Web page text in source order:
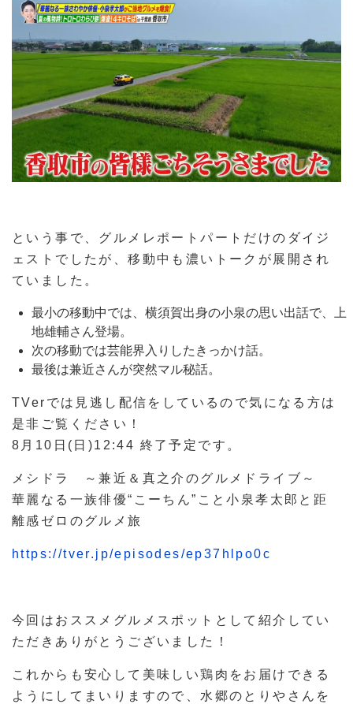
という事で、グルメレポートパートだけのダイジ
ェストでしたが、移動中も濃いトークが展開され
ていました。
最小の移動中では、横須賀出身の小泉の思い出話で、上
地雄輔さん登場。
次の移動では芸能界入りしたきっかけ話。
最後は兼近さんが突然マル秘話。
TVerでは見逃し配信をしているので気になる方は
是非ご覧ください！
8月10日(日)12:44 終了予定です。
メシドラ ～兼近＆真之介のグルメドライブ～
華麗なる一族俳優“こーちん”こと小泉孝太郎と距
離感ゼロのグルメ旅
https://tver.jp/episodes/ep37hlpo0c
今回はおススメグルメスポットとして紹介してい
ただきありがとうございました！
これからも安心して美味しい鶏肉をお届けできる
ようにしてまいりますので、水郷のとりやさんを